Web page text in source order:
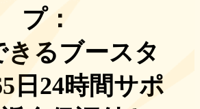
プ：
きるブースタ
日24時間サポ